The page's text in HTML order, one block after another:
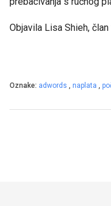
Objavila Lisa Shieh,
Oznake: adwords , naplata ,